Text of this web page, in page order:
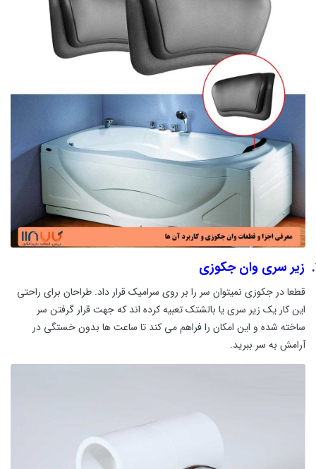
زیر سری وان جکوزی
قطعا در جکوزی نمیتوان سر را بر روی سرامیک قرار داد. طراحان برای راحتی
این کار یک زیر سری یا بالشتک تعبیه کرده اند که جهت قرار گرفتن سر
ساخته شده و این امکان را فراهم می کند تا ساعت ها بدون خستگی در
آرامش به سر ببرید.